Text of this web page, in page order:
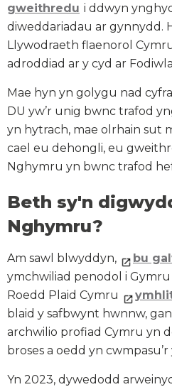
gweithredu i ddwyn
diweddariadau ar gynnydd.
Llywodraeth flaenorol
adroddiad ar y cyd ar
Mae hyn yn golygu nad
DU yw’r unig bwnc trafod
yn hytrach, mae olrhain sut
cael eu dehongli, eu
Nghymru yn bwnc trafod
Beth sy'n
Nghymru?
Am sawl blwyddyn, bu
ymchwiliad penodol i Gymru
Roedd Plaid Cymru
blaid y safbwynt hwnnw, gan
archwilio profiad Cymru yn
broses a oedd yn
Yn 2023, dywedodd